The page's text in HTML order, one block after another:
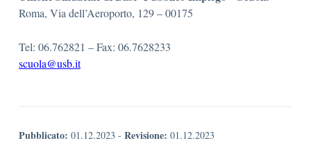
Roma, Via dell’Aeroporto, 129 – 00175
Tel: 06.762821 – Fax: 06.7628233
scuola@usb.it
Pubblicato: 01.12.2023 - Revisione: 01.12.2023